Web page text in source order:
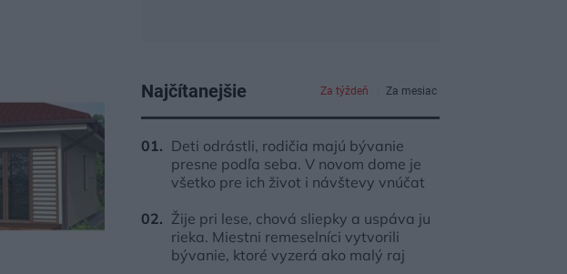
Najčítanejšie Za týždeň Za mesiac
Deti odrástli, rodičia majú bývanie
presne podľa seba. V novom dome je
všetko pre ich život i návštevy vnúčat
Žije pri lese, chová sliepky a uspáva ju
rieka. Miestni remeselníci vytvorili
bývanie, ktoré vyzerá ako malý raj